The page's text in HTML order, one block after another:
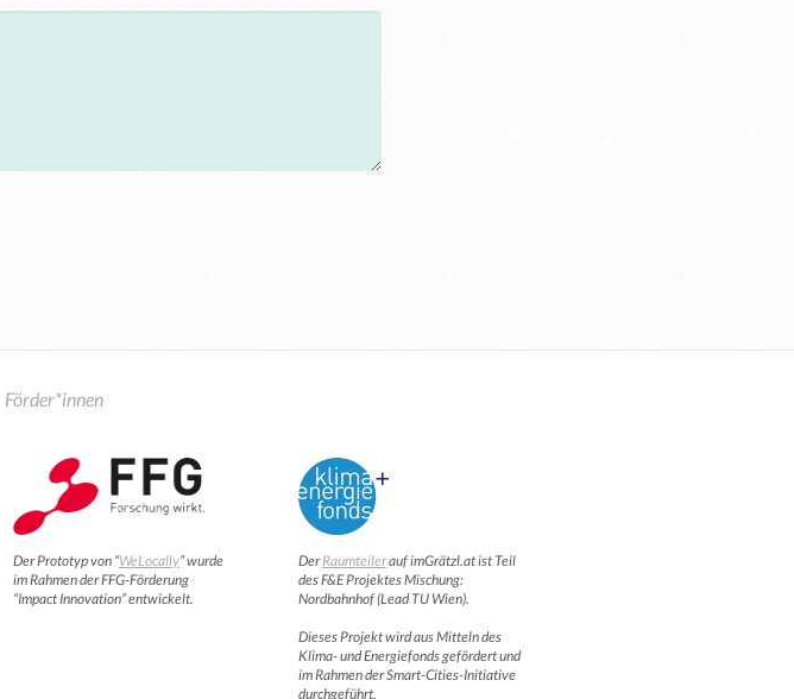
Förder*innen
Der Prototyp von “WeLocally” wurde
im Rahmen der FFG-Förderung
“Impact Innovation” entwickelt.
DerRaumteilerauf imGrätzl.at ist Teil
des F&E Projektes Mischung:
Nordbahnhof (Lead TU Wien).
Dieses Projekt wird aus Mitteln des
Klima- und Energiefonds gefördert und
im Rahmen der Smart-Cities-Initiative
durchgeführt.